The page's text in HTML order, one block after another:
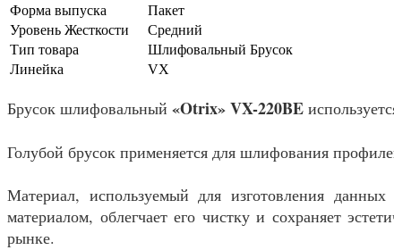
Форма выпуска
Пакет
Уровень Жесткости
Средний
Тип товара
Шлифовальный Брусок
Линейка
VX
Брусок шлифовальный «Otrix» VX-220BE
Голубой брусок применяется для шлифования
Материал, используемый для изготовления
материалом, облегчает его чистку и сохраняет
рынке.